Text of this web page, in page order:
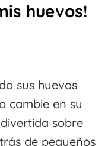
huevos!
sus huevos
cambie en su
sobre
de pequeños